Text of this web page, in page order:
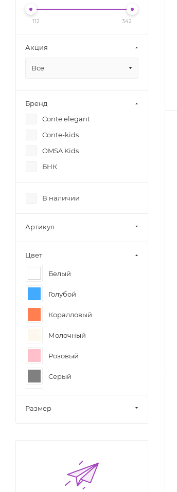
112 342
Акция
Все
Бренд
Conte elegant
Conte-kids
OMSA Kids
БНК
В наличии
Артикул
Цвет
Белый
Голубой
Коралловый
Молочный
Розовый
Серый
Размер